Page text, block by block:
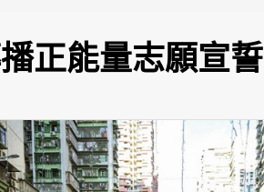
正能量志願宣誓